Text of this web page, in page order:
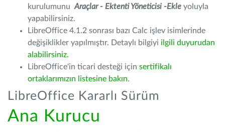
kurulumunu Araçlar - Ektenti Yöneticisi -Ekle yoluyla
yapabilirsiniz.
LibreOffice 4.1.2 sonrası bazı Calc işlev isimlerinde
değişiklikler yapılmıştır. Detaylı bilgiyi ilgili duyurudan
alabilirsiniz.
LibreOffice'in ticari desteği için sertifikalı
ortaklarımızın listesine bakın.
LibreOffice Kararlı Sürüm
Ana Kurucu